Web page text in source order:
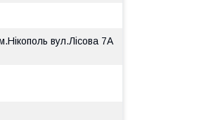
вул.Лісова 7А